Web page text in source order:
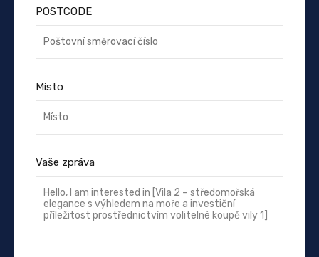
POSTCODE
Místo
Vaše zpráva